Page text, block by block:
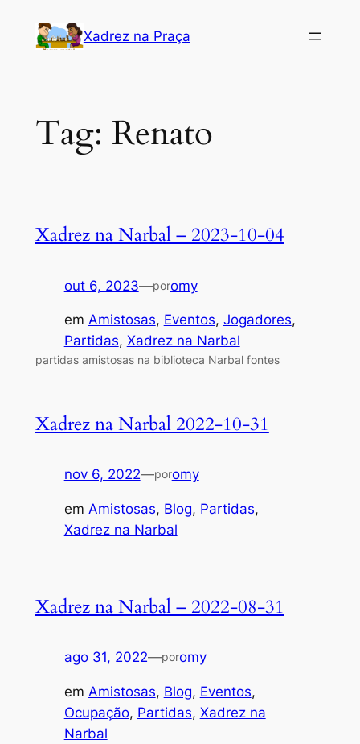
Xadrez na Praça
Tag: Renato
Xadrez na Narbal – 2023-10-04
out 6, 2023—poromy
em Amistosas, Eventos, Jogadores
Partidas, Xadrez na Narbal
partidas amistosas na biblioteca Narbal fontes
Xadrez na Narbal 2022-10-31
nov 6, 2022—poromy
em Amistosas, Blog, Partidas
Xadrez na Narbal
Xadrez na Narbal – 2022-08-31
ago 31, 2022—poromy
em Amistosas, Blog, Eventos
Ocupação, Partidas, Xadrez na
Narbal